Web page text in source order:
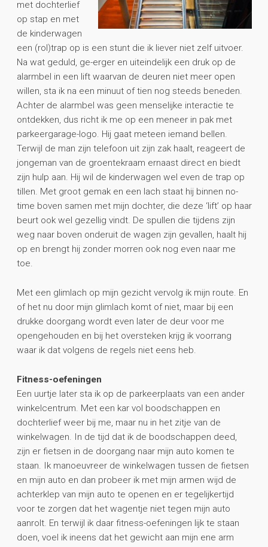
met dochterlief
op stap en met
de kinderwagen
een (rol)trap op is een stunt die ik liever niet zelf uitvoer.
Na wat geduld, ge-erger en uiteindelijk een druk op de
alarmbel in een lift waarvan de deuren niet meer open
willen, sta ik na een minuut of tien nog steeds beneden.
Achter de alarmbel was geen menselijke interactie te
ontdekken, dus richt ik me op een meneer in pak met
parkeergarage-logo. Hij gaat meteen iemand bellen.
Terwijl de man zijn telefoon uit zijn zak haalt, reageert de
jongeman van de groentekraam ernaast direct en biedt
zijn hulp aan. Hij wil de kinderwagen wel even de trap op
tillen. Met groot gemak en een lach staat hij binnen no-
time boven samen met mijn dochter, die deze ‘lift’ op haar
beurt ook wel gezellig vindt. De spullen die tijdens zijn
weg naar boven onderuit de wagen zijn gevallen, haalt hij
op en brengt hij zonder morren ook nog even naar me
toe.
Met een glimlach op mijn gezicht vervolg ik mijn route. En
of het nu door mijn glimlach komt of niet, maar bij een
drukke doorgang wordt even later de deur voor me
opengehouden en bij het oversteken krijg ik voorrang
waar ik dat volgens de regels niet eens heb.
Fitness-oefeningen
Een uurtje later sta ik op de parkeerplaats van een ander
winkelcentrum. Met een kar vol boodschappen en
dochterlief weer bij me, maar nu in het zitje van de
winkelwagen. In de tijd dat ik de boodschappen deed,
zijn er fietsen in de doorgang naar mijn auto komen te
staan. Ik manoeuvreer de winkelwagen tussen de fietsen
en mijn auto en dan probeer ik met mijn armen wijd de
achterklep van mijn auto te openen en er tegelijkertijd
voor te zorgen dat het wagentje niet tegen mijn auto
aanrolt. En terwijl ik daar fitness-oefeningen lijk te staan
doen, voel ik ineens dat het gewicht aan mijn ene arm